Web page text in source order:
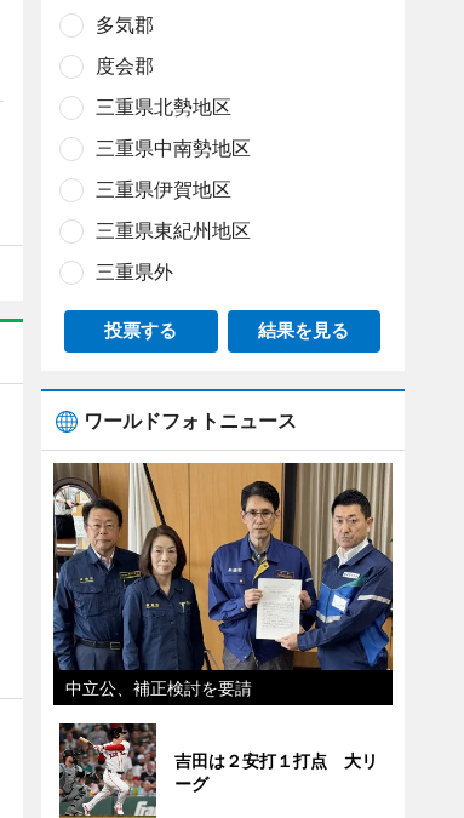
多気郡
度会郡
三重県北勢地区
三重県中南勢地区
三重県伊賀地区
三重県東紀州地区
三重県外
投票する 結果を見る
ワールドフォトニュース
中立公、補正検討を要請
吉田は２安打１打点 大リ
ーグ